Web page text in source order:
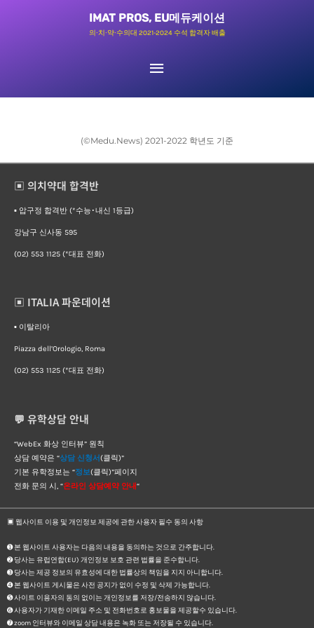
건
기
IMAT PROS, EU메듀케이션
의∙치∙약∙수의대 2021-2024 수석 합격자 배출
메
(©Medu.News) 2021-2022 학년도 기준
▣ 의치약대 합격반
▪︎ 압구정 합격반 (*수능･내신 1등급)
강남구 신사동 595
(02) 553 1125 (*대표 전화)
▣ ITALIA 파운데이션
▪︎ 이탈리아
Piazza dell’Orologio, Roma
(02) 553 1125 (*대표 전화)
💬 유학상담 안내
“WebEx 화상 인터뷰” 원칙
상담 예약은 “상담 신청서(클릭)”
기본 유학정보는 “정보(클릭)”페이지
전화 문의 시, “온라인 상담예약 안내“
▣ 웹사이트 이용 및 개인정보 제공에 관한 사용자 필수 동의 사항
➊ 본 웹사이트 사용자는 다음의 내용을 동의하는 것으로 간주합니다.
➋ 당사는 유럽연합(EU) 개인정보 보호 관련 법률을 준수합니다.
➌ 당사는 제공 정보의 유효성에 대한 법률상의 책임을 지지 아니합니다.
➍ 본 웹사이트 게시물은 사전 공지가 없이 수정 및 삭제 가능합니다.
➎ 사이트 이용자의 동의 없이는 개인정보를 저장/전송하지 않습니다.
➏ 사용자가 기재한 이메일 주소 및 전화번호로 홍보물을 제공할수 있습니다.
➐ zoom 인터뷰와 이메일 상담 내용은 녹화 또는 저장될 수 있습니다.